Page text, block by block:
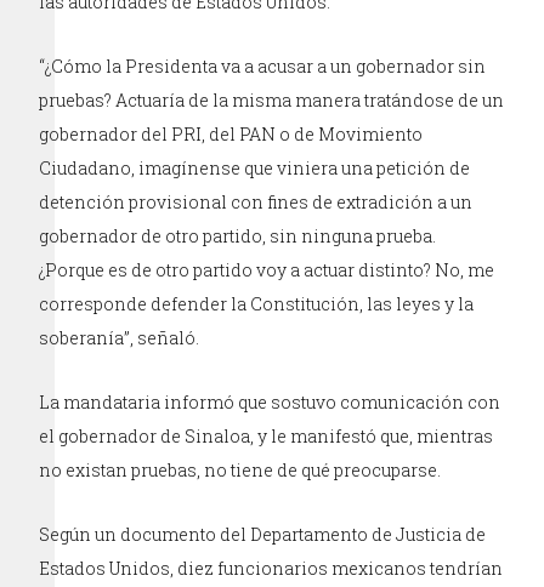
“¿Cómo la Presidenta va a acusar a un gobernador sin
pruebas? Actuaría de la misma manera tratándose de un
gobernador del PRI, del PAN o de Movimiento
Ciudadano, imagínense que viniera una petición de
detención provisional con fines de extradición a un
gobernador de otro partido, sin ninguna prueba.
¿Porque es de otro partido voy a actuar distinto? No, me
corresponde defender la Constitución, las leyes y la
soberanía”, señaló.
La mandataria informó que sostuvo comunicación con
el gobernador de Sinaloa, y le manifestó que, mientras
no existan pruebas, no tiene de qué preocuparse.
Según un documento del Departamento de Justicia de
Estados Unidos, diez funcionarios mexicanos tendrían